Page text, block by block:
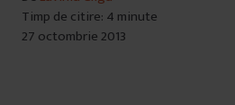
Timp de citire: 4 minute
27 octombrie 2013